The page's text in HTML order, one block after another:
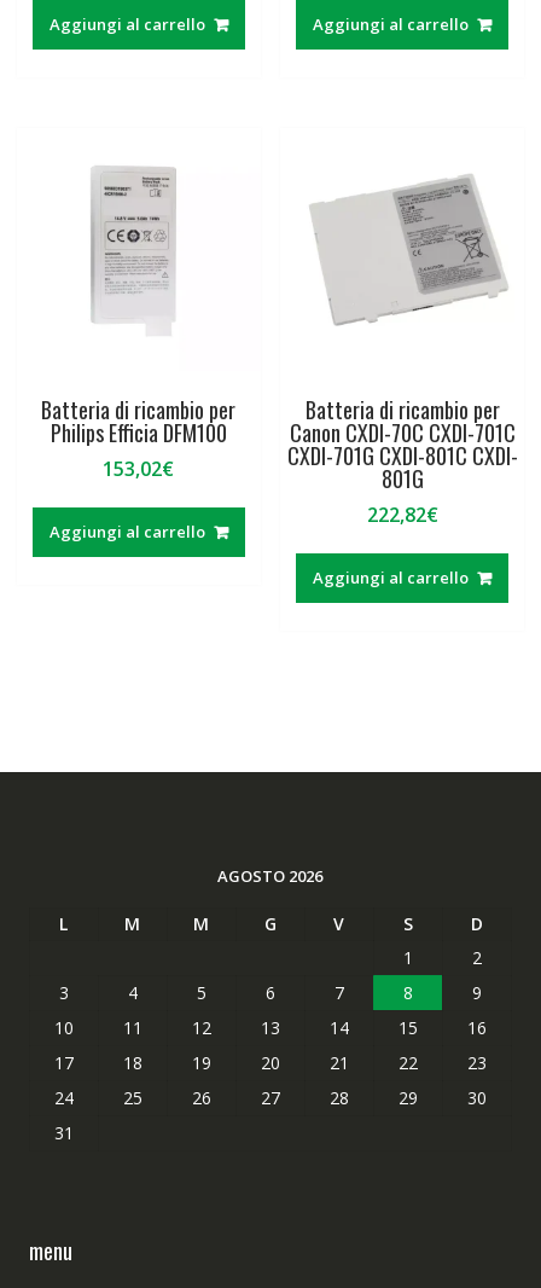
Aggiungi al carrello Aggiungi al carrello
Batteria di ricambio per
Philips Efficia DFM100
153,02€
Aggiungi al carrello
Batteria di ricambio per
Canon CXDI-70C CXDI-701C
CXDI-701G CXDI-801C CXDI-
801G
222,82€
Aggiungi al carrello
AGOSTO 2026
L M M G V S
D
1
2
3
4 5 6 7 8
9
10
11 12 13 14 15
16
17
18 19 20 21 22
23
24
25 26 27 28 29
30
31
menu